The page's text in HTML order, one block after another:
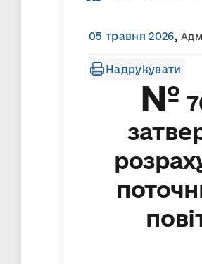
05 травня 2026,
Надрукувати
№